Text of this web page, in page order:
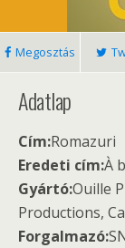
Megosztás
Adatlap
Cím:Romazuri
Eredeti cím:À
Gyártó:Ouille
Productions,
Forgalmazó: